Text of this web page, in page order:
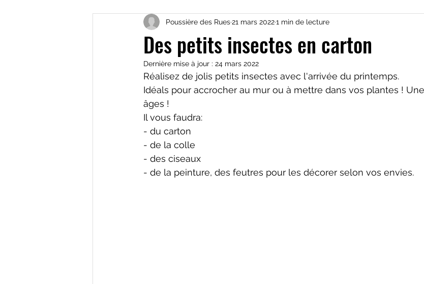
Des petits insectes en carton
Poussière des Rues21 mars 20221 min de lecture
Dernière mise à jour : 24 mars 2022
Réalisez de jolis petits insectes avec l'arrivée du printemps.
Idéals pour accrocher au mur ou à mettre dans vos plantes !
âges !
Il vous faudra:
- du carton
- de la colle
- des ciseaux
- de la peinture, des feutres pour les décorer selon vos envies.